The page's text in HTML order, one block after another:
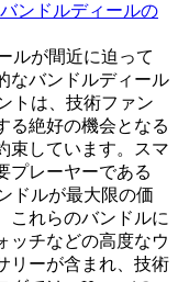
ンドルディールの
ルが間近に迫って
なバンドルディール
トは、技術ファン
る絶好の機会となる
束しています。スマ
プレーヤーである
ドルが最大限の価
これらのバンドルに
ッチなどの高度なウ
リーが含まれ、技術